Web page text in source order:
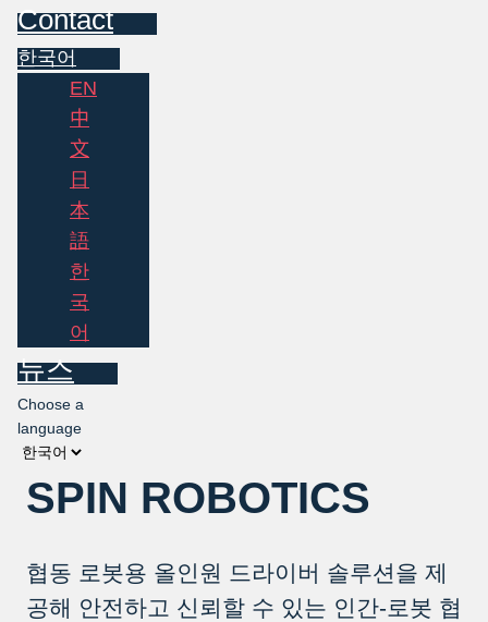
Contact
한국어
EN
中
文
日
本
語
한
국
어
뉴스
Choose a
language
SPIN ROBOTICS
협동 로봇용 올인원 드라이버 솔루션을 제
공해 안전하고 신뢰할 수 있는 인간-로봇 협